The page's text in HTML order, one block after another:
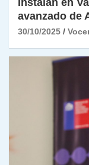
avanzado de
30/10/2025